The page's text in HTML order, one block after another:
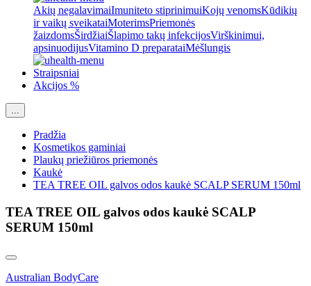
Akių negalavimaiImuniteto stiprinimuiKojų venomsKūdikių
ir vaikų sveikataiMoterimsPriemonės
žaizdomsŠirdžiaiŠlapimo takų infekcijosVirškinimui,
apsinuodijusVitamino D preparataiMėšlungis
Straipsniai
Akcijos %
...
Pradžia
Kosmetikos gaminiai
Plaukų priežiūros priemonės
Kaukė
TEA TREE OIL galvos odos kaukė SCALP SERUM 150ml
TEA TREE OIL galvos odos kaukė SCALP
SERUM 150ml
Australian BodyCare